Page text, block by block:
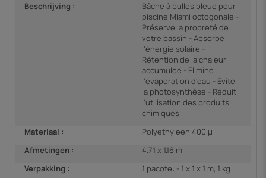
Beschrijving :
Bâche à bulles bleue pour
piscine Miami octogonale -
Préserve la propreté de
votre bassin - Absorbe
l'énergie solaire -
Rétention de la chaleur
accumulée - Élimine
l'évaporation d'eau - Évite
la photosynthèse - Réduit
l'utilisation des produits
chimiques
Materiaal :
Polyethyleen 400 µ
Afmetingen :
4.71 x 1.16 m
Verpakking :
1 pacote: - 1 x 1 x 1 m, 1 kg